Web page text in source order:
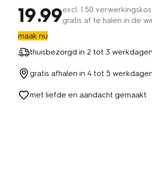
19.99excl. 1.50
gratis af te halen in de
maak nu
thuisbezorgd in 2 tot 3 werkdagen
gratis afhalen in 4 tot 5
met liefde en aandacht gemaakt